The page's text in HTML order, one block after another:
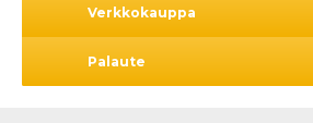
Verkkokauppa
Palaute